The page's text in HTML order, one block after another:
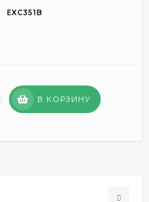
EXC351B
В КОРЗИНУ